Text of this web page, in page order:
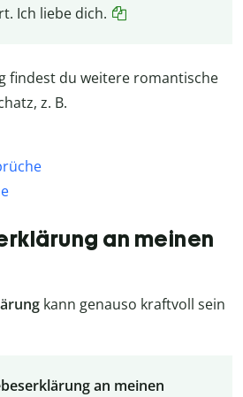
Ich liebe dich.
findest du weitere romantische
z. B.
an meinen
kann genauso kraftvoll sein
an meinen